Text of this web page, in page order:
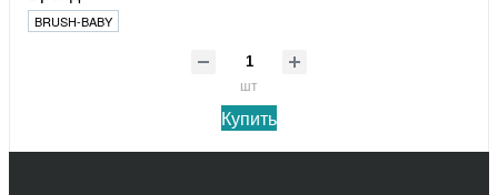
BRUSH-BABY
шт
Купить